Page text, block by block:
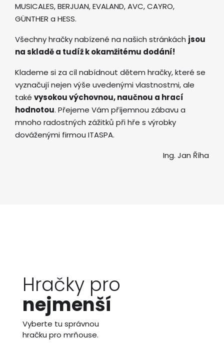
MUSICALES, BERJUAN, EVALAND, AVC, CAYRO,
GÜNTHER a HESS.
Všechny hračky nabízené na našich stránkách jsou
na skladě a tudíž k okamžitému dodání!
Klademe si za cíl nabídnout dětem hračky, které se
vyznačují nejen výše uvedenými vlastnostmi, ale
také vysokou výchovnou, naučnou a hrací
hodnotou. Přejeme Vám příjemnou zábavu a
mnoho radostných zážitků při hře s výrobky
dováženými firmou ITASPA.
Ing. Jan Říha
Hračky pro
nejmenší
Vyberte tu správnou
hračku pro mrňouse.